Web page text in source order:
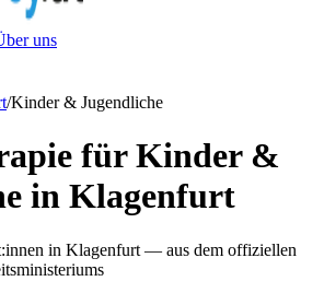
uns
/Kinder & Jugendliche
für Kinder &
in Klagenfurt
in Klagenfurt — aus dem offiziellen